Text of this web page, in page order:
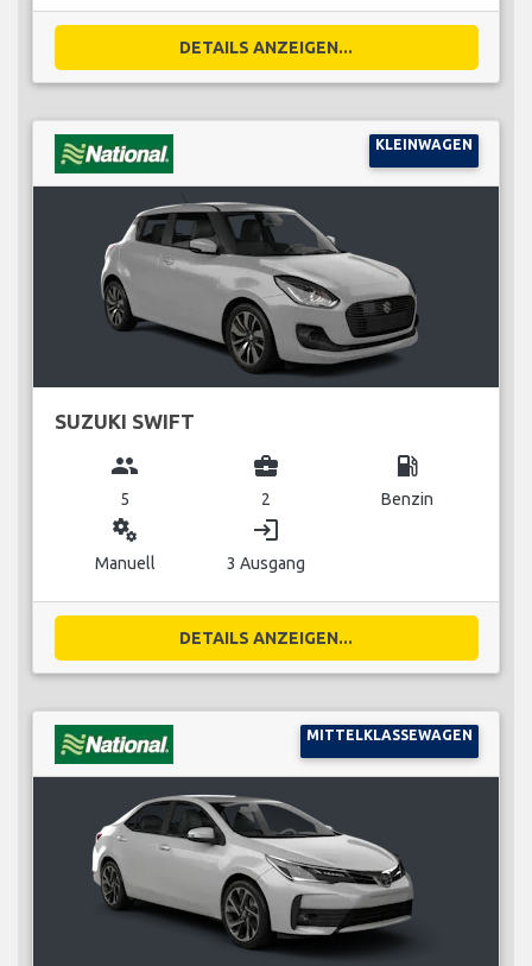
DETAILS ANZEIGEN...
KLEINWAGEN
SUZUKI SWIFT
group
5
business_center
2
local_gas_station
Benzin
miscellaneous_services
Manuell
login
3 Ausgang
DETAILS ANZEIGEN...
MITTELKLASSEWAGEN